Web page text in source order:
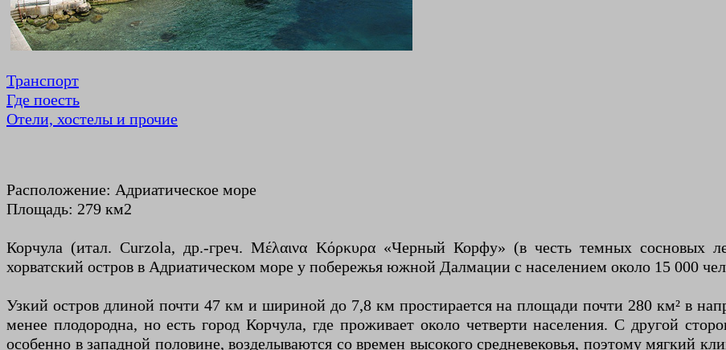
Транспорт
Где поесть
Отели, хостелы и прочие
Расположение: Адриатическое море
Площадь: 279 км2
Корчула (итал. Curzola, др.-греч. Μέλαινα Κόρκυρα «Черный Корфу» (в честь темных сосновых
хорватский остров в Адриатическом море у побережья южной Далмации с населением около 15 000
Узкий остров длиной почти 47 км и шириной до 7,8 км простирается на площади почти 280 км² в
менее плодородна, но есть город Корчула, где проживает около четверти населения. С другой
особенно в западной половине, возделываются со времен высокого средневековья, поэтому мягкий